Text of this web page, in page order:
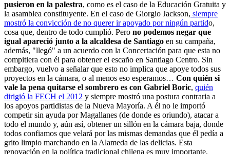
pusieron en la palestra, como es el caso de la Educación Gratuita y
la asamblea constituyente. En el caso de Giorgio Jackson, siempre
mostró la convicción de no querer ir apoyado por ningún partido,
cosa que, dentro de todo cumplió. Pero no podemos negar que
igual apareció junto a la alcaldesa de Santiago en su campaña,
además, "llegó" a un acuerdo con la Concertación para que esta no
compitiera con él para obtener el escaño en Santiago Centro. Sin
embargo, vuelvo a señalar que esto no implica que apoye todos sus
proyectos en la cámara, o al menos eso esperamos… Con quién si
vale la pena quitarse el sombrero es con Gabriel Boric, quién
dirigió la FECH el 2012 y siempre mostró una postura contraria a
los apoyos partidistas de la Nueva Mayoría. A él no le importó
competir sin ayuda por Magallanes (de donde es oriundo), atacar a
todo el mundo y, aún así, obtener un sillón en la cámara baja, donde
todos confiamos que velará por las mismas demandas que él pedía a
grito limpio marchando en la Alameda de las delicias. Esta
renovación en la política tradicional chilena es muy importante,